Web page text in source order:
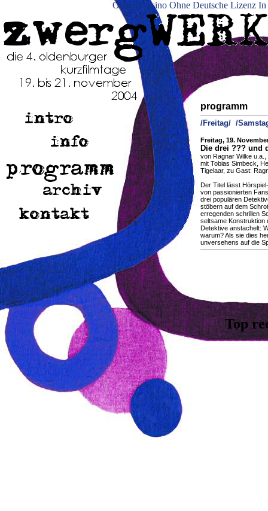
Online Casino Ohne Deutsche Lizenz In
programm
/Freitag/ /
Freitag, 19.
Die drei ??? und
von Ragnar Wilke
mit Tobias Simbeck,
Tigelaar, zu Gast:
Der Titel lässt
von passionierten
drei populären
stöbern auf dem
erregenden schrillen
seltsame Konstruktion
Detektive anstachelt:
warum? Als sie dies
unversehens auf die
Top